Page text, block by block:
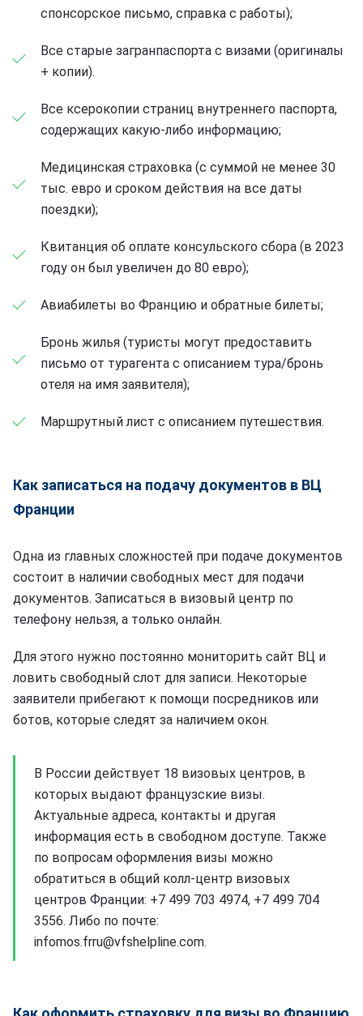
спонсорское письмо, справка с работы);
Все старые загранпаспорта с визами (оригиналы
+ копии).
Все ксерокопии страниц внутреннего паспорта,
содержащих какую-либо информацию;
Медицинская страховка (с суммой не менее 30
тыс. евро и сроком действия на все даты
поездки);
Квитанция об оплате консульского сбора (в 2023
году он был увеличен до 80 евро);
Авиабилеты во Францию и обратные билеты;
Бронь жилья (туристы могут предоставить
письмо от турагента с описанием тура/бронь
отеля на имя заявителя);
Маршрутный лист с описанием путешествия.
Как записаться на подачу документов в ВЦ
Франции
Одна из главных сложностей при подаче документов
состоит в наличии свободных мест для подачи
документов. Записаться в визовый центр по
телефону нельзя, а только онлайн.
Для этого нужно постоянно мониторить сайт ВЦ и
ловить свободный слот для записи. Некоторые
заявители прибегают к помощи посредников или
ботов, которые следят за наличием окон.
В России действует 18 визовых центров, в
которых выдают французские визы.
Актуальные адреса, контакты и другая
информация есть в свободном доступе. Также
по вопросам оформления визы можно
обратиться в общий колл-центр визовых
центров Франции: +7 499 703 4974, +7 499 704
3556. Либо по почте:
infomos.frru@vfshelpline.com.